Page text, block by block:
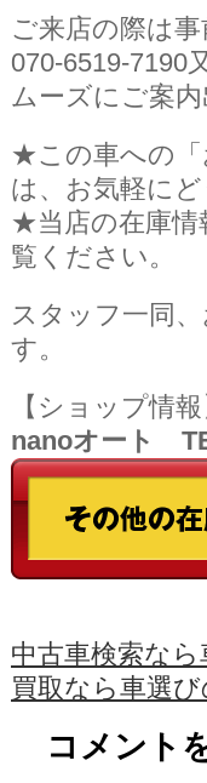
ご来店の際は
070-6519-7190
ムーズにご案
★この車への「
は、お気軽に
★当店の在庫情
覧ください。
スタッフ一同
す。
【ショップ情
nanoオート
中古車検索な
買取なら車選
コメント